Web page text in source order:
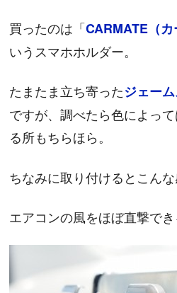
買ったのは「CARMATE（
いうスマホホルダー。
たまたま立ち寄ったジェー
ですが、調べたら色によっ
る所もちらほら。
ちなみに取り付けるとこんな
エアコンの風をほぼ直撃でき